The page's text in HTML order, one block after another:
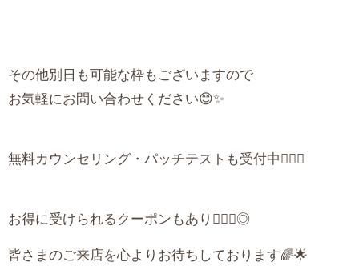
その他別日も可能な枠もございますので
お気軽にお問い合わせください😊✨
無料カウンセリング・パッチテストも受付中💁🏻‍♀️
お得に受けられるクーポンもあり🙆🏻‍♀️◎
皆さまのご来店を心よりお待ちしております🌈🌟